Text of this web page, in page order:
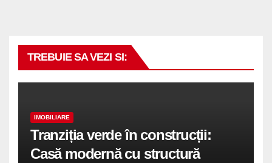
TREBUIE SA VEZI SI:
IMOBILIARE
Tranziția verde în construcții:
Casă modernă cu structură